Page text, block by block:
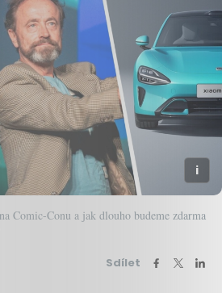
Comic-Conu a jak dlouho budeme zdarma
Sdílet